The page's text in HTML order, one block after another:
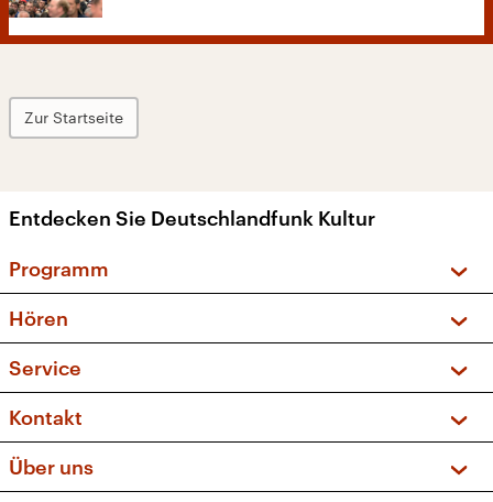
Zur Startseite
Entdecken Sie Deutschlandfunk Kultur
Programm
Sendungen und Podcasts
Musikliste
Kakadu – Das Kinderprogramm
Hören
Frequenzen (UKW + DAB+)
Service
FAQ
Apps
Newsletter
Kontakt
Social Media
Über uns